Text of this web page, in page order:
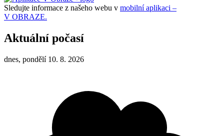
Sledujte informace z našeho webu v mobilní aplikaci –
V OBRAZE.
Aktuální počasí
dnes, pondělí 10. 8. 2026